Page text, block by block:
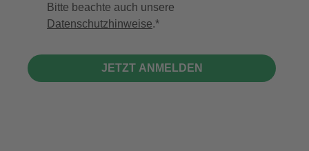
Bitte beachte auch unsere
Datenschutzhinweise.
JETZT ANMELDEN